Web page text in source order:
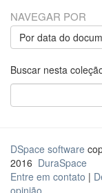
NAVEGAR POR
Por data do
Buscar nesta
DSpace software
2016 DuraSpace
Entre em contato |
opinião